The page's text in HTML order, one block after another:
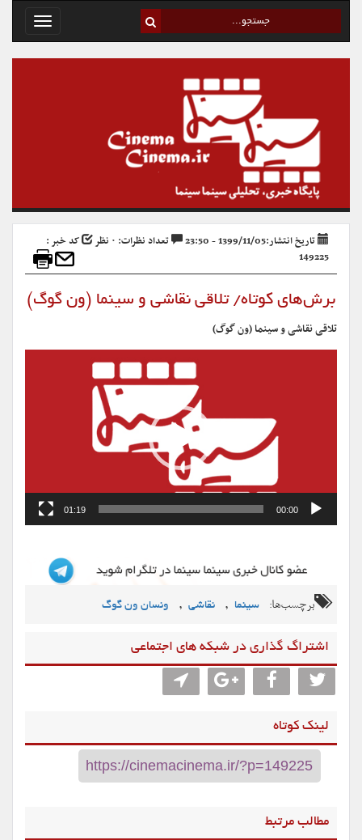
Toggle
تاریخ انتشار:1399/11/05 - 23:50 تعداد نظرات: ۰ نظر
کد خبر :
149225
برش‌های کوتاه/ تلاقی نقاشی و سینما (ون گوگ)
تلاقی نقاشی و سینما (ون گوگ)
00:00
01:19
برچسب‌ها: سینما , نقاشی , ونسان ون گوگ
اشتراگ گذاری در شبکه های اجتماعی
لینک کوتاه
مطالب مرتبط